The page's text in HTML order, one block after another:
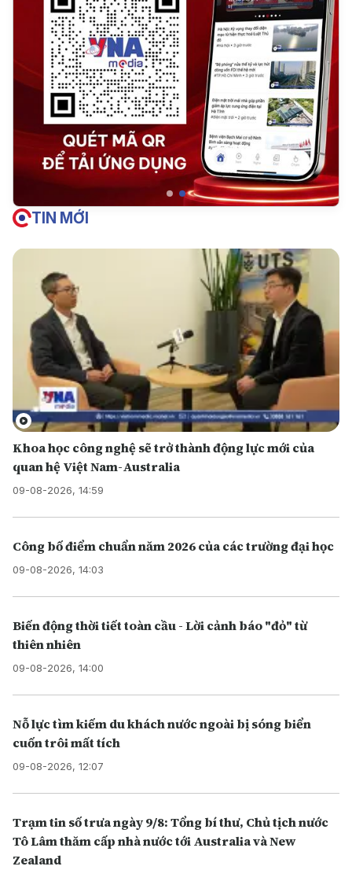
TIN MỚI
Khoa học công nghệ sẽ trở thành động lực mới của
quan hệ Việt Nam-Australia
09-08-2026, 14:59
Công bố điểm chuẩn năm 2026 của các trường đại học
09-08-2026, 14:03
Biến động thời tiết toàn cầu - Lời cảnh báo "đỏ" từ
thiên nhiên
09-08-2026, 14:00
Nỗ lực tìm kiếm du khách nước ngoài bị sóng biển
cuốn trôi mất tích
09-08-2026, 12:07
Trạm tin số trưa ngày 9/8: Tổng bí thư, Chủ tịch nước
Tô Lâm thăm cấp nhà nước tới Australia và New
Zealand